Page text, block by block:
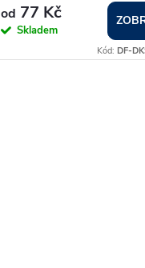
od 77 Kč
Skladem
Kód:DF-